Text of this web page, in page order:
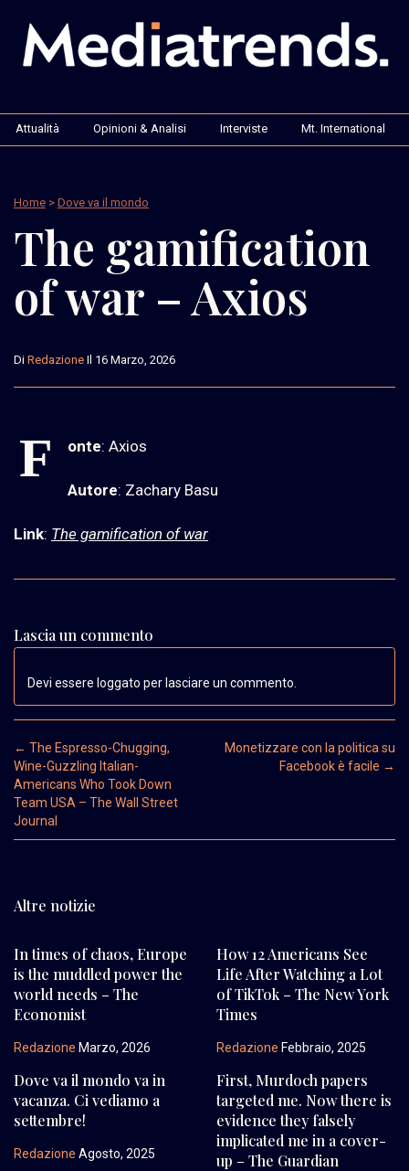
Attualità Opinioni & Analisi Interviste Mt. International
Home > Dove va il mondo
The gamification
of war – Axios
Di Redazione Il 16 Marzo, 2026
F onte: Axios
Autore: Zachary Basu
Link: The gamification of war
Lascia un commento
Devi essere loggato per lasciare un commento.
Post navigation
← The Espresso-Chugging,
Wine-Guzzling Italian-
Americans Who Took Down
Team USA – The Wall Street
Journal
Monetizzare con la politica su
Facebook è facile →
Altre notizie
In times of chaos, Europe
is the muddled power the
world needs – The
Economist
Redazione Marzo, 2026
How 12 Americans See
Life After Watching a Lot
of TikTok – The New York
Times
Redazione Febbraio, 2025
Dove va il mondo va in
vacanza. Ci vediamo a
settembre!
Redazione Agosto, 2025
First, Murdoch papers
targeted me. Now there is
evidence they falsely
implicated me in a cover-
up – The Guardian